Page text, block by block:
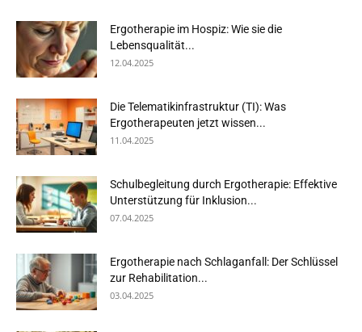
Ergotherapie im Hospiz: Wie sie die
Lebensqualität...
12.04.2025
Die Telematikinfrastruktur (TI): Was
Ergotherapeuten jetzt wissen...
11.04.2025
Schulbegleitung durch Ergotherapie: Effektive
Unterstützung für Inklusion...
07.04.2025
Ergotherapie nach Schlaganfall: Der Schlüssel
zur Rehabilitation...
03.04.2025